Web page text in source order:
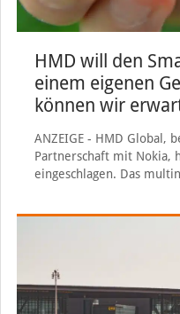
HMD will den
einem eigenen
können wir
ANZEIGE - HMD Global,
Partnerschaft mit Nokia,
eingeschlagen. Das